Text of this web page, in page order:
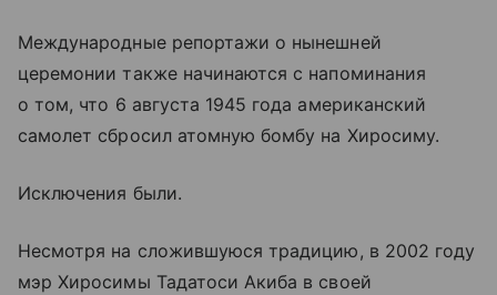
Международные репортажи о нынешней
церемонии также начинаются с напоминания
о том, что 6 августа 1945 года американский
самолет сбросил атомную бомбу на Хиросиму.
Исключения были.
Несмотря на сложившуюся традицию, в 2002 году
мэр Хиросимы Тадатоси Акиба в своей